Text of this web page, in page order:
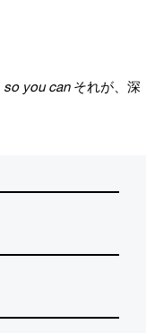
so you can それが、深